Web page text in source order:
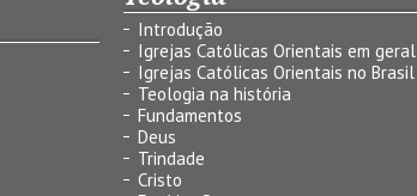
Introdução
Igrejas Católicas Orientais em geral
Igrejas Católicas Orientais no Brasil
Teologia na história
Fundamentos
Deus
Trindade
Cristo